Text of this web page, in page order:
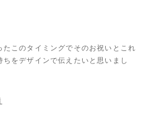
このタイミングでそのお祝いとこれ
をデザインで伝えたいと思いまし